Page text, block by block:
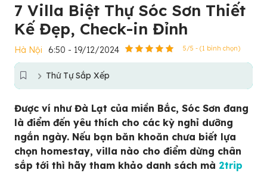
7 Villa Biệt Thự Sóc Sơn Thiết
Kế Đẹp, Check-in Đỉnh
Hà Nội 6:50 - 19/12/2024 5/5 - (1 bình chọn)
Thứ Tự Sắp Xếp
Được ví như Đà Lạt của miền Bắc, Sóc Sơn đang
là điểm đến yêu thích cho các kỳ nghỉ dưỡng
ngắn ngày. Nếu bạn băn khoăn chưa biết lựa
chọn homestay, villa nào cho điểm dừng chân
sắp tới thì hãy tham khảo danh sách mà 2trip